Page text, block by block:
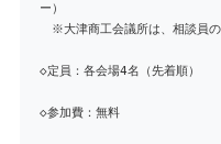
ー）
※大津商工会議所は、相談員の
◇定員：各会場4名（先着順）
◇参加費：無料